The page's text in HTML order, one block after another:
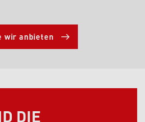
wir anbieten
DIE